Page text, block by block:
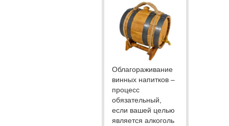
Облагораживание
винных напитков –
процесс
обязательный,
если вашей целью
является алкоголь